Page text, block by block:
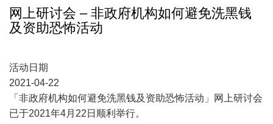
网上研讨会 – 非政府机构如何避免洗黑钱
及资助恐怖活动
活动日期
2021-04-22
「非政府机构如何避免洗黑钱及资助恐怖活动」网上研讨会
已于2021年4月22日顺利举行。